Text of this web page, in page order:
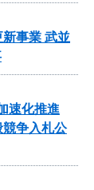
新事業 武並
速化推進
争入札公